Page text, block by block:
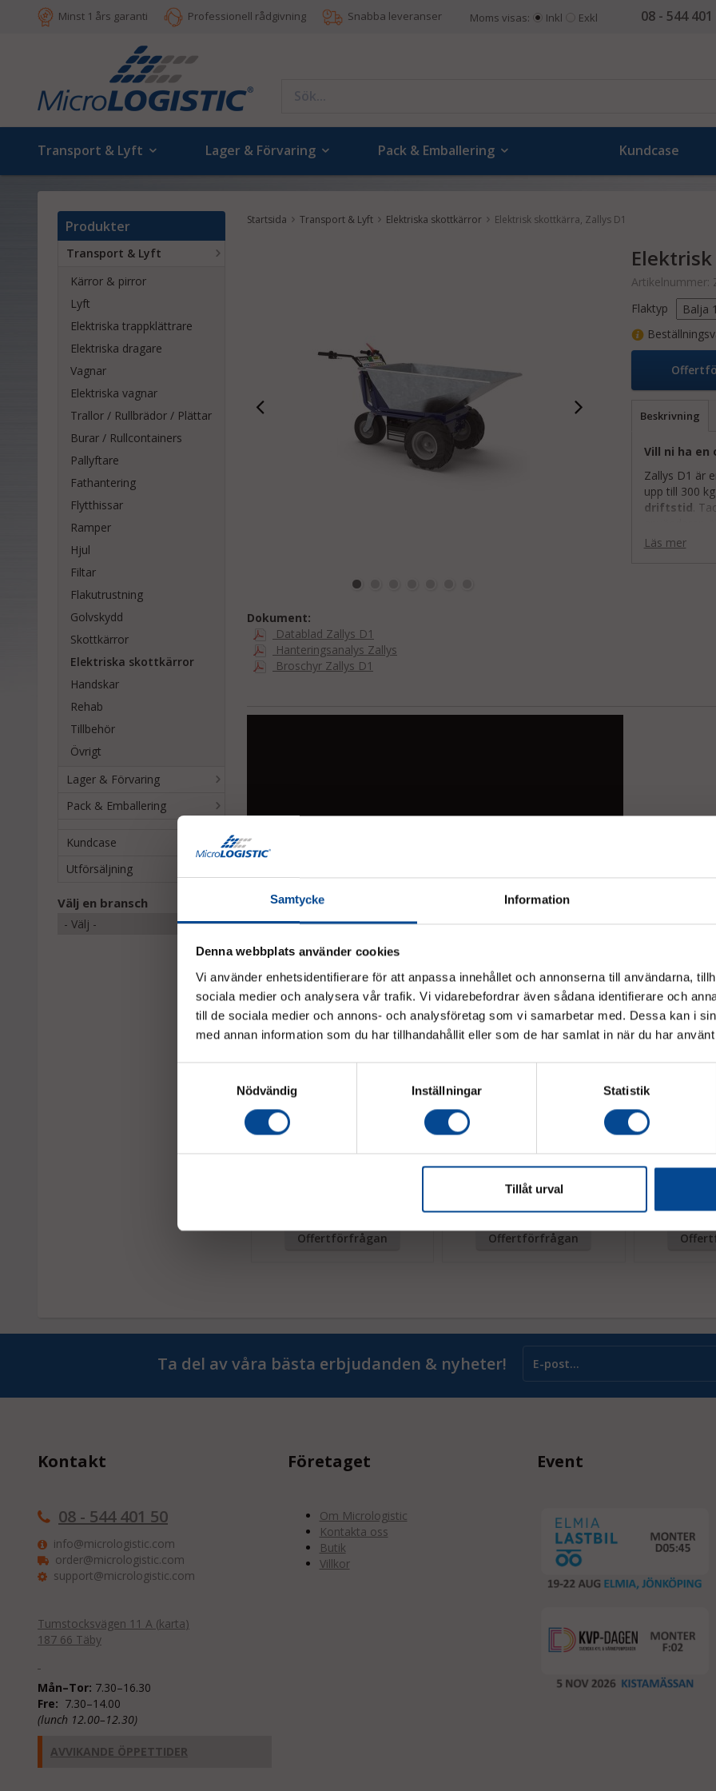
Samtycke Information
Denna webbplats använder cookies
Vi använder enhetsidentifierare för att anpassa innehållet och annonserna till användarna,
sociala medier och analysera vår trafik. Vi vidarebefordrar även sådana identifierare och
till de sociala medier och annons- och analysföretag som vi samarbetar med. Dessa kan i
med annan information som du har tillhandahållit eller som de har samlat in när du har
Nödvändig
Inställningar Statistik
Tillåt urval
Minst 1 års garanti Professionell rådgivning Snabba leveranser 08 - 544 401
Moms visas: Inkl Exkl
Transport & Lyft Lager & Förvaring Pack & Emballering Kundcase
Produkter
Transport & Lyft
Kärror & pirror
Lyft
Elektriska trappklättrare
Elektriska dragare
Vagnar
Elektriska vagnar
Trallor / Rullbrädor / Plättar
Burar / Rullcontainers
Pallyftare
Fathantering
Flytthissar
Ramper
Hjul
Filtar
Flakutrustning
Golvskydd
Skottkärror
Elektriska skottkärror
Handskar
Rehab
Tillbehör
Övrigt
Lager & Förvaring
Pack & Emballering
Kundcase
Utförsäljning
Välj en bransch
Startsida Transport & Lyft Elektriska skottkärror Elektrisk skottkärra, Zallys D1
Artikelnummer:
Flaktyp
Beskrivning
Vill ni ha en
Zallys D1 är
upp till 300
driftstid .
utrustad
vilket
Exempel
Kontakta oss
Läs mer
Dokument:
Datablad Zallys D1
Hanteringsanalys Zallys
Broschyr Zallys D1
Liknande samt relaterade produkter
Offertförfrågan
Elektrisk skottkärra, Dumper Jet L
Offertförfrågan
Elektrisk
Ta del av våra bästa erbjudanden & nyheter!
Kontakt
08 - 544 401 50
info@micrologistic.com
order@micrologistic.com
support@micrologistic.com
Tumstocksvägen 11 A (karta)
187 66 Täby
Mån–Tor: 7.30–16.30
Fre: 7.30–14.00
(lunch 12.00–12.30)
AVVIKANDE ÖPPETTIDER
Företaget
Om Micrologistic
Kontakta oss
Butik
Villkor
Event
Vänligen välj hur du vill se priserna
Exkl. moms
Inkl. moms